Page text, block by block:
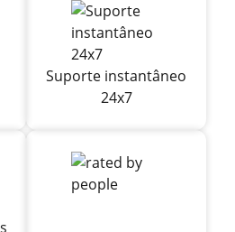
Suporte instantâneo
24x7